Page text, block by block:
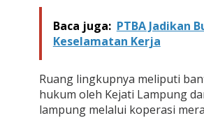
L
Baca juga: PTBA Jadikan
Keselamatan Kerja
Ruang lingkupnya meliputi
hukum oleh Kejati Lampung
lampung melalui koperasi